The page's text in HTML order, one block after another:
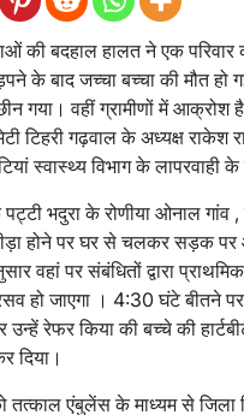
की बदहाल हालत ने एक परिवार
के बाद जच्चा बच्चा की मौत हो
गया। वहीं ग्रामीणों में आक्रोश
टिहरी गढ़वाल के अध्यक्ष
स्वास्थ्य विभाग के लापरवाही के
भदुरा के रोणीया ओनाल गांव ,
होने पर घर से चलकर सड़क
वहां पर संबंधितों द्वारा
हो जाएगा । 4:30 घंटे बीतने
रेफर किया की बच्चे की
दिया।
तत्काल एंबुलेंस के माध्यम से